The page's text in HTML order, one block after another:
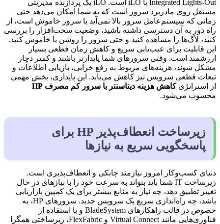
Integrated Lights-Out یا iLO است. iLO یک پردازنده مدیریتی
مستقل روی مادربرد سرور است که به شما امکان می‌دهد حتی
زمانی که سیستم‌عامل سرور بالا نمی‌آید یا سرور خاموش است، از
راه دور به آن دسترسی داشته باشید، وضعیت سخت‌افزار را بررسی
کنید، لاگ‌ها را مشاهده کنید و حتی سرور را روشن یا خاموش کنید.
این قابلیت برای عیب‌یابی سریع و کاهش زمان قطعی بسیار
ارزشمند است. وقتی سرورهای شما پایدارتر باشند و کمتر دچار
مشکل شوند، هزینه‌های مربوط به رفع خرابی، بازیابی اطلاعات و
تبعات قطعی سرویس نیز کاهش می‌یابد. این پایداری، بخش مهمی
از استراتژیکاهش هزینه دیتاسنتر با سرور کم مصرف HP
محسوب می‌شود.
زیرساخت انعطاف‌پذیر HP برای
پاسخگویی سریع به نیازها
دنیای کسب‌وکار امروز نیازمند چابکی و انعطاف‌پذیری است.
زیرساخت IT شما باید بتواند به سرعت خود را با نیازهای در حال
تغییر تطبیق دهد، چه نیاز به منابع بیشتر برای یک کمپین بازاریابی
باشد، چه راه‌اندازی سریع یک سرویس جدید. سرورهای HP، به
خصوص در قالب راهکارهای BladeSystem و با استفاده از
فناوری‌هایی مانند Virtual Connect و FlexFabric، زیرساختی همگرا